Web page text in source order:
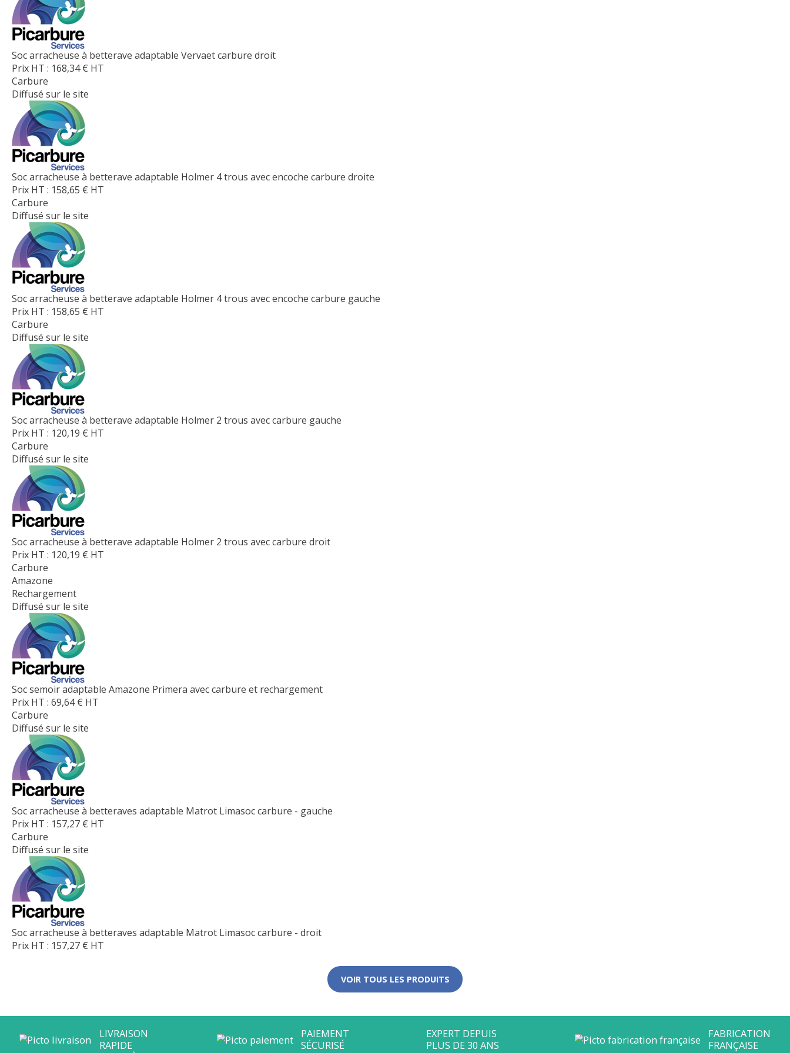
Soc arracheuse à betterave adaptable Vervaet carbure droit
Prix HT : 168,34€ HT
Carbure
Diffusé sur le site
Soc arracheuse à betterave adaptable Holmer 4 trous avec encoche carbure droite
Prix HT : 158,65 € HT
Carbure
Diffusé sur le site
Soc arracheuse à betterave adaptable Holmer 4 trous avec encoche carbure gauche
Prix HT : 158,65 € HT
Carbure
Diffusé sur le site
Soc arracheuse à betterave adaptable Holmer 2 trous avec carbure gauche
Prix HT : 120,19 € HT
Carbure
Diffusé sur le site
Soc arracheuse à betterave adaptable Holmer 2 trous avec carbure droit
Prix HT : 120,19 € HT
Carbure
Amazone
Rechargement
Diffusé sur le site
Soc semoir adaptable Amazone Primera avec carbure et rechargement
Prix HT : 69,64€ HT
Carbure
Diffusé sur le site
Soc arracheuse à betteraves adaptable Matrot Limasoc carbure - gauche
Prix HT : 157,27 € HT
Carbure
Diffusé sur le site
Soc arracheuse à betteraves adaptable Matrot Limasoc carbure - droit
Prix HT : 157,27 € HT
VOIR TOUS LES PRODUITS